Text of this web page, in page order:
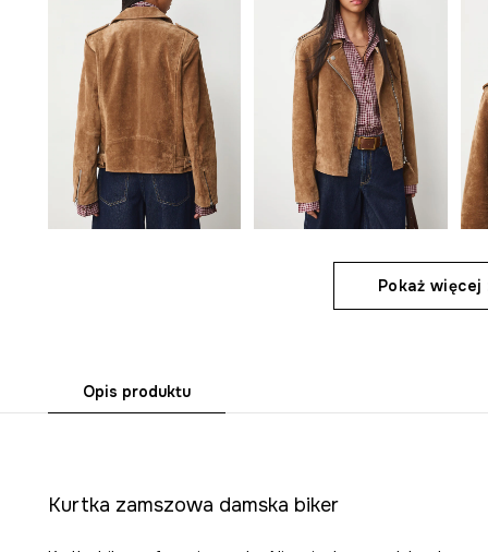
Pokaż więcej
Opis produktu
Kurtka zamszowa damska biker